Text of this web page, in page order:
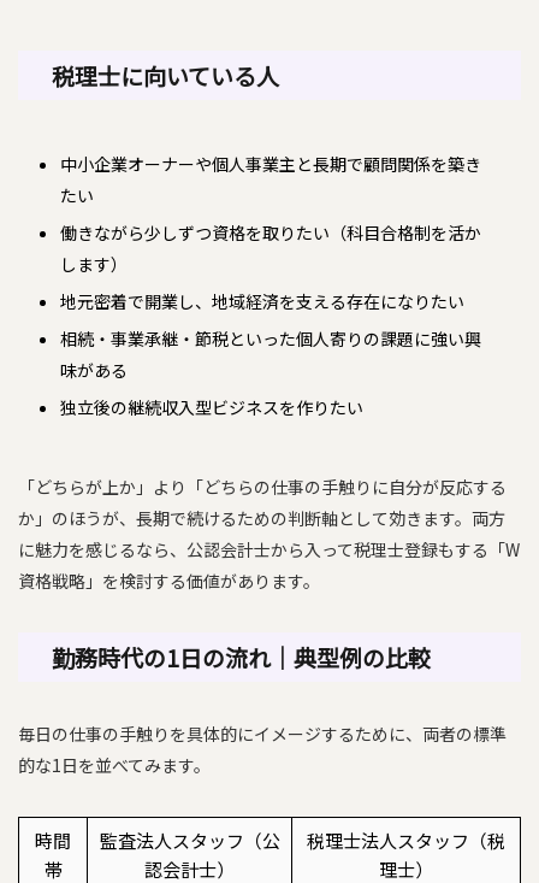
税理士に向いている人
中小企業オーナーや個人事業主と長期で顧問関係を築き
たい
働きながら少しずつ資格を取りたい（科目合格制を活か
します）
地元密着で開業し、地域経済を支える存在になりたい
相続・事業承継・節税といった個人寄りの課題に強い興
味がある
独立後の継続収入型ビジネスを作りたい
「どちらが上か」より「どちらの仕事の手触りに自分が反応する
か」のほうが、長期で続けるための判断軸として効きます。両方
に魅力を感じるなら、公認会計士から入って税理士登録もする「W
資格戦略」を検討する価値があります。
勤務時代の1日の流れ｜典型例の比較
毎日の仕事の手触りを具体的にイメージするために、両者の標準
的な1日を並べてみます。
時間
帯
監査法人スタッフ（公
認会計士）
税理士法人スタッフ（税
理士）